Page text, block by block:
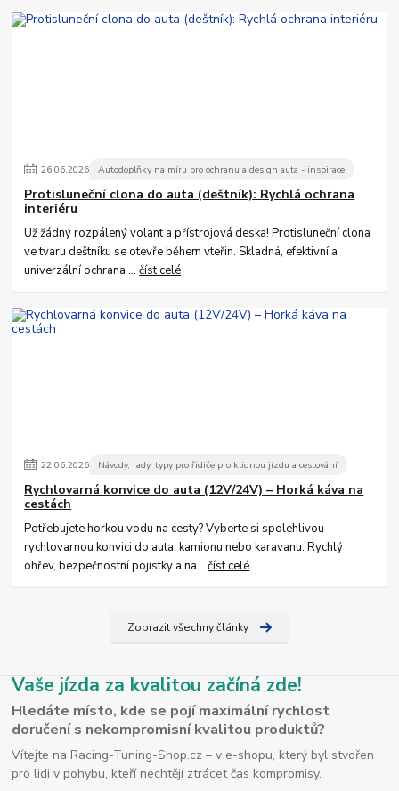
26.06.2026 Autodoplňky na míru pro ochranu a design auta - inspirace
Protisluneční clona do auta (deštník): Rychlá ochrana
interiéru
Už žádný rozpálený volant a přístrojová deska! Protisluneční clona
ve tvaru deštníku se otevře během vteřin. Skladná, efektivní a
univerzální ochrana ...číst celé
22.06.2026 Návody, rady, typy pro řidiče pro klidnou jízdu a cestování
Rychlovarná konvice do auta (12V/24V) – Horká káva na
cestách
Potřebujete horkou vodu na cesty? Vyberte si spolehlivou
rychlovarnou konvici do auta, kamionu nebo karavanu. Rychlý
ohřev, bezpečnostní pojistky a na...číst celé
Zobrazit všechny články
Vaše jízda za kvalitou začíná zde!
Hledáte místo, kde se pojí maximální rychlost
doručení s nekompromisní kvalitou produktů?
Vítejte na Racing-Tuning-Shop.cz – v e-shopu, který byl stvořen
pro lidi v pohybu, kteří nechtějí ztrácet čas kompromisy.